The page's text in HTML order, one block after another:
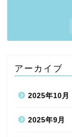
アーカイブ
2025年10月
2025年9月